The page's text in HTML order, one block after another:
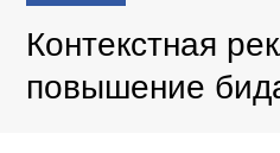
Контекстная
повышение